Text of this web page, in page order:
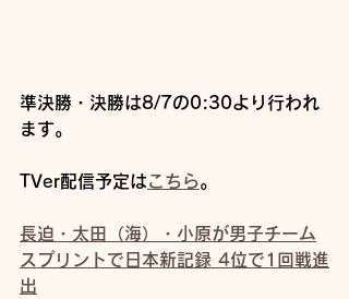
準決勝・決勝は8/7の0:30より行われ
ます。
TVer配信予定はこちら。
長迫・太田（海）・小原が男子チーム
スプリントで日本新記録 4位で1回戦進
出